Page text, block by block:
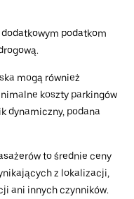
podatkom
mogą również
koszty parkingów
dynamiczny, podana
to średnie ceny
z lokalizacji,
ani innych czynników.